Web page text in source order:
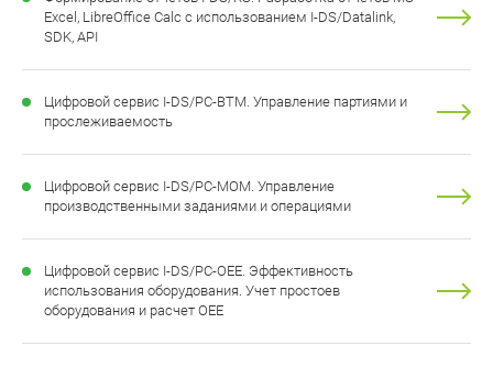
Excel, LibreOffice Calc с использованием I-DS/Datalink,
SDK, API
Цифровой сервис I-DS/PC-BTM. Управление партиями и
прослеживаемость
Цифровой сервис I-DS/PC-МОМ. Управление
производственными заданиями и операциями
Цифровой сервис I-DS/PC-OEE. Эффективность
использования оборудования. Учет простоев
оборудования и расчет ОЕЕ